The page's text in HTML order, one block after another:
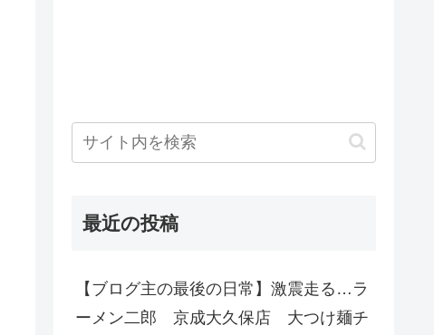
最近の投稿
【ブログ主の最後の日常】激震走る…ラ
ーメン二郎 京成大久保店 大つけ麺チ